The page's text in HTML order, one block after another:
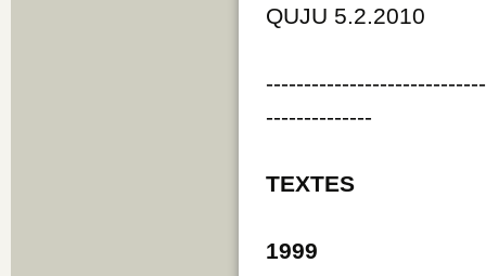
QUJU 5.2.2010
--------------
TEXTES
1999